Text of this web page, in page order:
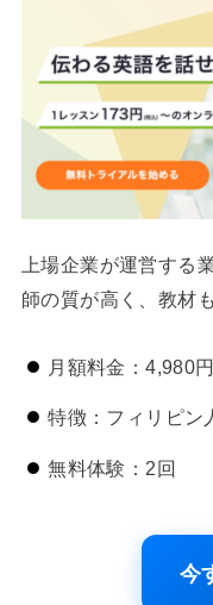
上場企業が運営する
師の質が高く、教材
月額料金：4,980
特徴：フィリピン
無料体験：2回
今